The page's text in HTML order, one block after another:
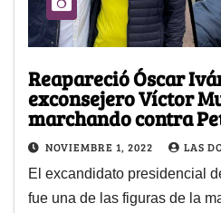
Reapareció Óscar
exconsejero Víctor
marchando contra
NOVIEMBRE 1, 2022 LAS
El excandidato presidencial
fue una de las figuras de la